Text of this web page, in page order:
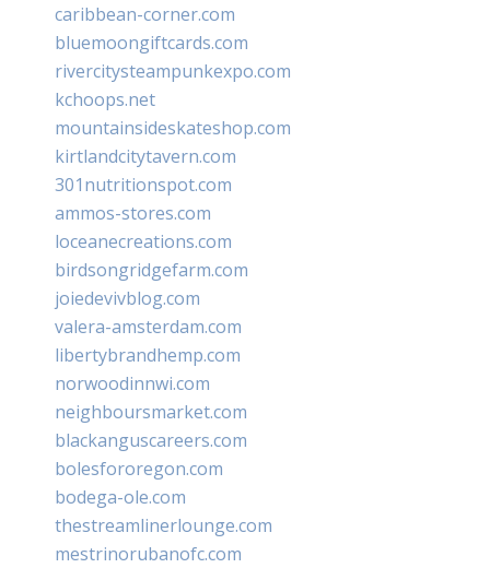
caribbean-corner.com
bluemoongiftcards.com
rivercitysteampunkexpo.com
kchoops.net
mountainsideskateshop.com
kirtlandcitytavern.com
301nutritionspot.com
ammos-stores.com
loceanecreations.com
birdsongridgefarm.com
joiedevivblog.com
valera-amsterdam.com
libertybrandhemp.com
norwoodinnwi.com
neighboursmarket.com
blackanguscareers.com
bolesfororegon.com
bodega-ole.com
thestreamlinerlounge.com
mestrinorubanofc.com